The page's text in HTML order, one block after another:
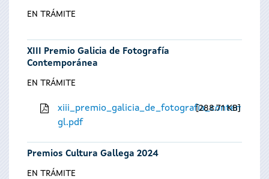
aquíEN TRÁMITE
XIII Premio Galicia de Fotografía
Contemporánea
EN TRÁMITE
gl.pdf
288.71 KB
Premios Cultura Gallega 2024
EN TRÁMITE